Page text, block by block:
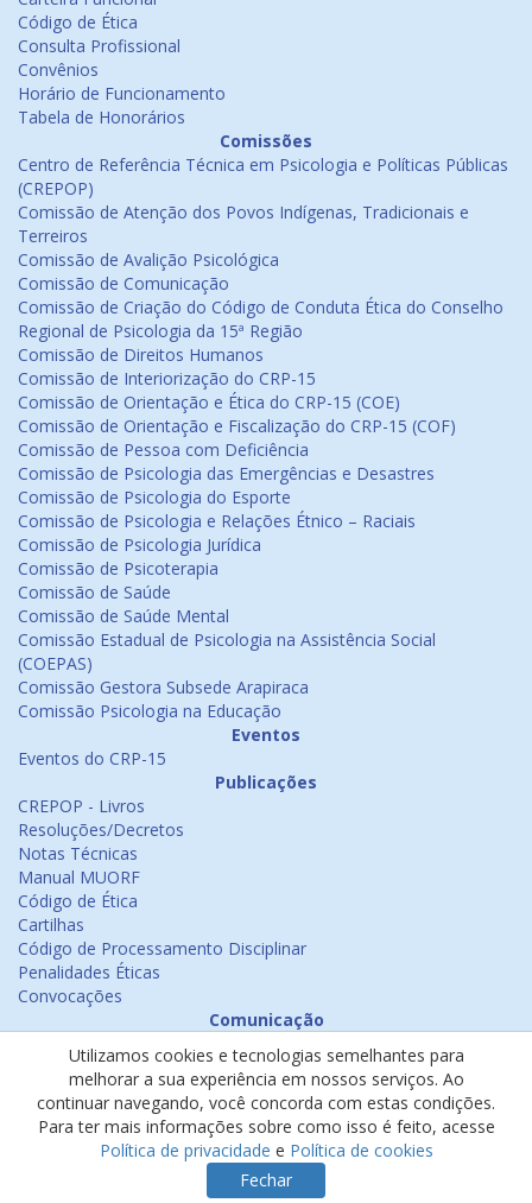
Código de Ética
Consulta Profissional
Convênios
Horário de Funcionamento
Tabela de Honorários
Comissões
Centro de Referência Técnica em Psicologia e Políticas Públicas
(CREPOP)
Comissão de Atenção dos Povos Indígenas, Tradicionais e
Terreiros
Comissão de Avalição Psicológica
Comissão de Comunicação
Comissão de Criação do Código de Conduta Ética do Conselho
Regional de Psicologia da 15ª Região
Comissão de Direitos Humanos
Comissão de Interiorização do CRP-15
Comissão de Orientação e Ética do CRP-15 (COE)
Comissão de Orientação e Fiscalização do CRP-15 (COF)
Comissão de Pessoa com Deficiência
Comissão de Psicologia das Emergências e Desastres
Comissão de Psicologia do Esporte
Comissão de Psicologia e Relações Étnico – Raciais
Comissão de Psicologia Jurídica
Comissão de Psicoterapia
Comissão de Saúde
Comissão de Saúde Mental
Comissão Estadual de Psicologia na Assistência Social
(COEPAS)
Comissão Gestora Subsede Arapiraca
Comissão Psicologia na Educação
Eventos
Eventos do CRP-15
Publicações
CREPOP - Livros
Resoluções/Decretos
Notas Técnicas
Manual MUORF
Código de Ética
Cartilhas
Código de Processamento Disciplinar
Penalidades Éticas
Convocações
Comunicação
Emissão de Certificados
Psicologia na Mídia
Ouvidoria
Política de cookies
Política de privacidade
Utilizamos cookies e tecnologias semelhantes para
melhorar a sua experiência em nossos serviços. Ao
continuar navegando, você concorda com estas condições.
Para ter mais informações sobre como isso é feito, acesse
Política de privacidade e Política de cookies
Fechar